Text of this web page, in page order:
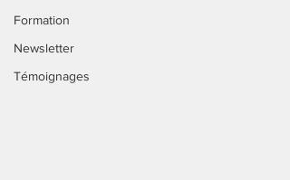
Formation
Newsletter
Témoignages